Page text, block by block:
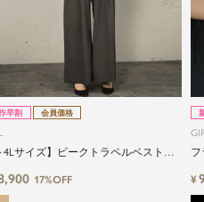
早割 会員価格
4Lサイズ】ピークトラペルベスト＆
チェ風ロンパースオールインワン3点
トパーティードレス
17%OFF
フ
¥